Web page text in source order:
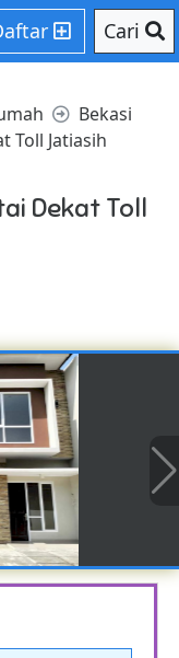
Cari
Bekasi
Toll Jatiasih
Dekat Toll